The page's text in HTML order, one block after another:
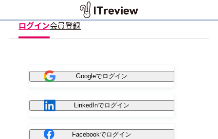
ログイン会員登録
Googleでログイン
LinkedInでログイン
Facebookでログイン